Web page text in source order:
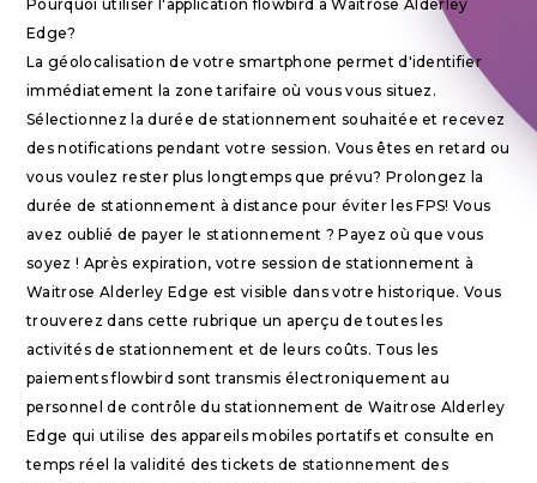
Pourquoi utiliser l'application flowbird à Waitrose Alderley
Edge?
La géolocalisation de votre smartphone permet d'identifier
immédiatement la zone tarifaire où vous vous situez.
Sélectionnez la durée de stationnement souhaitée et recevez
des notifications pendant votre session. Vous êtes en retard ou
vous voulez rester plus longtemps que prévu? Prolongez la
durée de stationnement à distance pour éviter les FPS! Vous
avez oublié de payer le stationnement ? Payez où que vous
soyez ! Après expiration, votre session de stationnement à
Waitrose Alderley Edge est visible dans votre historique. Vous
trouverez dans cette rubrique un aperçu de toutes les
activités de stationnement et de leurs coûts. Tous les
paiements flowbird sont transmis électroniquement au
personnel de contrôle du stationnement de Waitrose Alderley
Edge qui utilise des appareils mobiles portatifs et consulte en
temps réel la validité des tickets de stationnement des